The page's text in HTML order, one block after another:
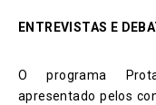
ENTREVISTAS E
O programa
apresentado pelos